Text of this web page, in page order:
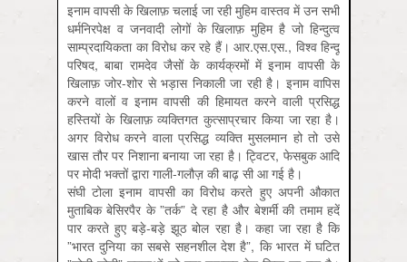
इनाम वापसी के खिलाफ़ चलाई जा रही मुहिम वास्तव में उन सभी
धर्मनिरपेक्ष व जनवादी लोगों के खिलाफ़ मुहिम है जो हिन्दुत्व
साम्प्रदायिकता का विरोध कर रहे हैं। आर.एस.एस., विश्व हिन्दू
परिषद, बाबा रामदेव जैसों के कार्यक्रमों में इनाम वापसी के
खिलाफ़ जोर-शोर से भड़ास निकाली जा रही है। इनाम वापिस
करने वालों व इनाम वापसी की हिमायत करने वाली प्रसिद्ध
हस्तियों के खिलाफ़ व्यक्तिगत कुत्साप्रचार किया जा रहा है।
अगर विरोध करने वाला प्रसिद्ध व्यक्ति मुसलमान हो तो उसे
खास तौर पर निशाना बनाया जा रहा है। ट्विटर, फेसबुक आदि
पर मोदी भक्तों द्वारा गाली-गलौज़ की बाढ़ सी आ गई है।
संघी टोला इनाम वापसी का विरोध करते हुए अपनी औकात
मुताबिक बेसिरपैर के ”तर्क” दे रहा है और बेशर्मी की तमाम हदें
पार करते हुए बड़े-बड़े झूठ बोल रहा है। कहा जा रहा है कि
”भारत दुनिया का सबसे सहनशील देश है”, कि भारत में घटित